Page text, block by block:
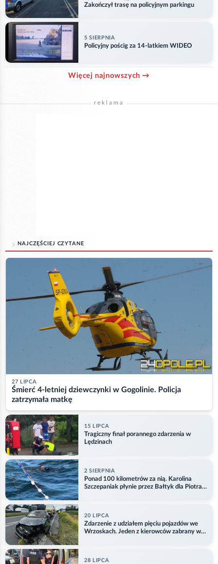
Zakończył trasę na policyjnym parkingu
5 SIERPNIA
Policyjny pościg za 14-latkiem WIDEO
Więcej najnowszych →
reklama
NAJCZĘŚCIEJ CZYTANE
27 LIPCA
Śmierć 4-letniej dziewczynki w Gogolinie. Policja
zatrzymała matkę
15 LIPCA
Tragiczny finał porannego zdarzenia w
Lędzinach
2 SIERPNIA
Ponad 100 kilometrów za nią. Karolina
Szczepaniak płynie przez Bałtyk dla Piotra.
20 LIPCA
Zdarzenie z udziałem pięciu pojazdów we
Wrzoskach. Jeden z kierowców zabrany w
28 LIPCA